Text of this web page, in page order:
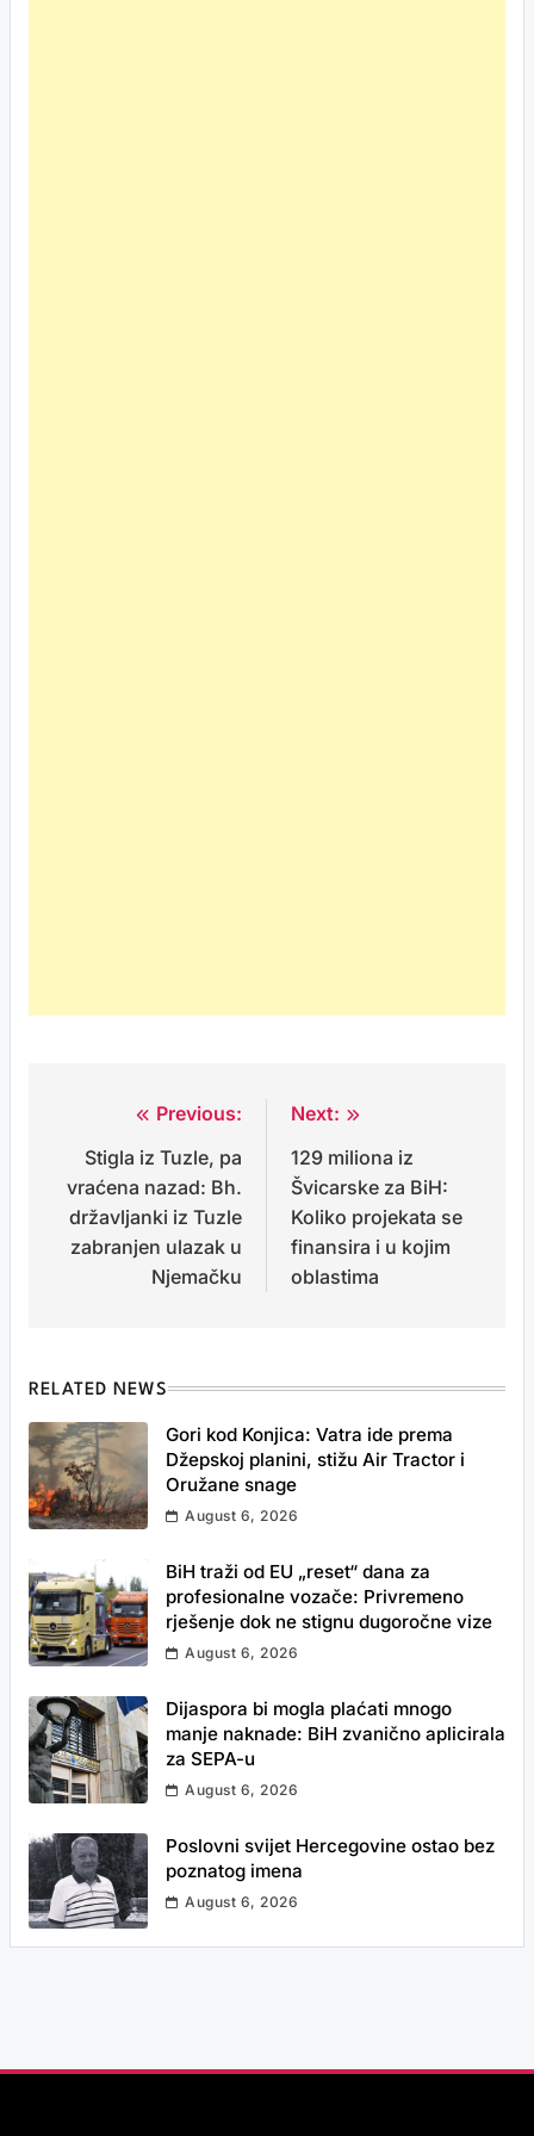
navigation
Previous:
Stigla iz Tuzle, pa
vraćena nazad: Bh.
državljanki iz Tuzle
zabranjen ulazak u
Njemačku
Next:
129 miliona iz
Švicarske za BiH:
Koliko projekata se
finansira i u kojim
oblastima
RELATED NEWS
Gori kod Konjica: Vatra ide prema
Džepskoj planini, stižu Air Tractor i
Oružane snage
August 6, 2026
BiH traži od EU „reset“ dana za
profesionalne vozače: Privremeno
rješenje dok ne stignu dugoročne vize
August 6, 2026
Dijaspora bi mogla plaćati mnogo
manje naknade: BiH zvanično aplicirala
za SEPA-u
August 6, 2026
Poslovni svijet Hercegovine ostao bez
poznatog imena
August 6, 2026